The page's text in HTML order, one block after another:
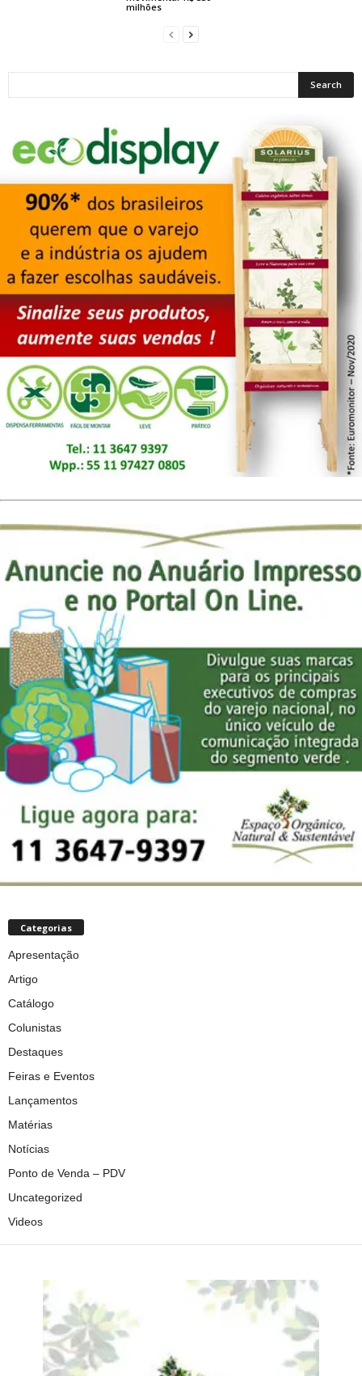
milhões
Categorias
Apresentação
Artigo
Catálogo
Colunistas
Destaques
Feiras e Eventos
Lançamentos
Matérias
Notícias
Ponto de Venda – PDV
Uncategorized
Videos